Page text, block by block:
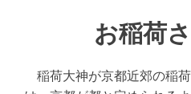
お稲荷
稲荷大神が京都近郊の稲